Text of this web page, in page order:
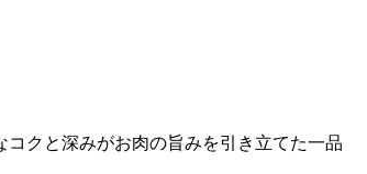
クと深みがお肉の旨みを引き立てた一品